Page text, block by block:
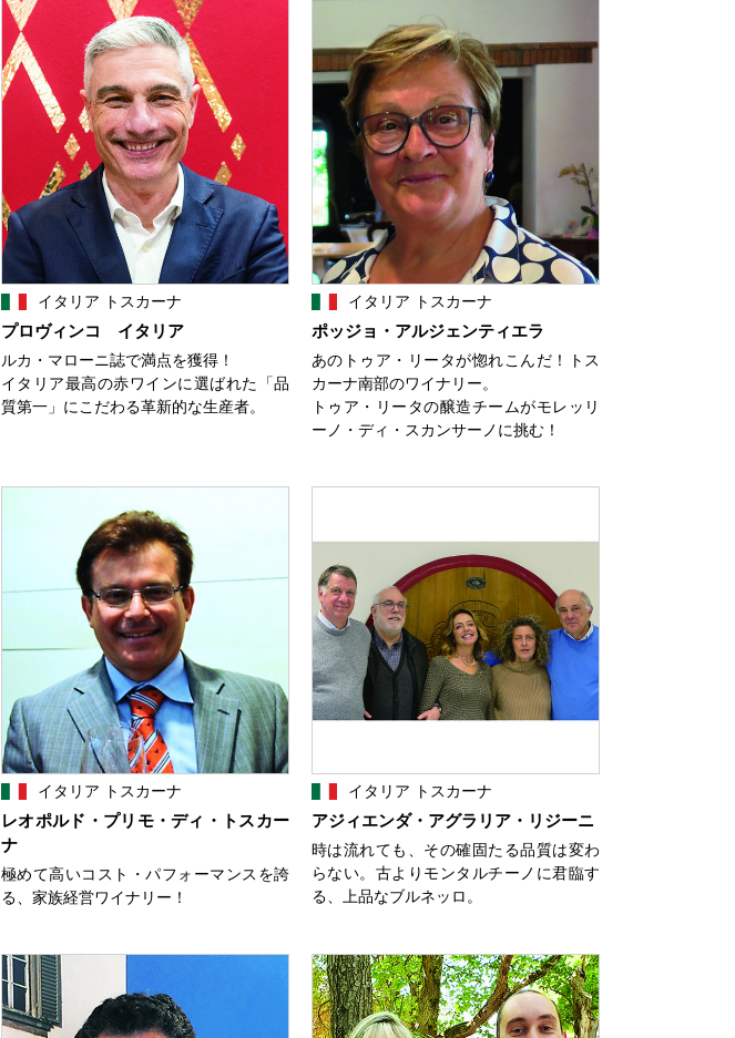
イタリア トスカーナ
プロヴィンコ イタリア
ルカ・マローニ誌で満点を獲得！
イタリア最高の赤ワインに選ばれた「品
質第一」にこだわる革新的な生産者。
イタリア トスカーナ
ポッジョ・アルジェンティエラ
あのトゥア・リータが惚れこんだ！トス
カーナ南部のワイナリー。
トゥア・リータの醸造チームがモレッリ
ーノ・ディ・スカンサーノに挑む！
イタリア トスカーナ
レオポルド・プリモ・ディ・トスカー
ナ
極めて高いコスト・パフォーマンスを誇
る、家族経営ワイナリー！
イタリア トスカーナ
アジィエンダ・アグラリア・リジーニ
時は流れても、その確固たる品質は変わ
らない。古よりモンタルチーノに君臨す
る、上品なブルネッロ。